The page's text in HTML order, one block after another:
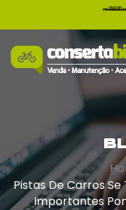
Pistas De Carros
Importantes